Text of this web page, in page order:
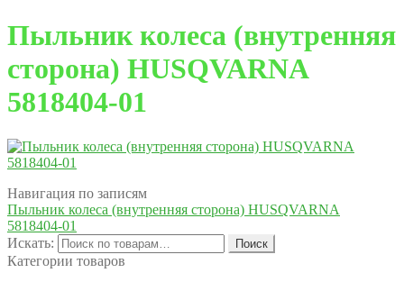
Пыльник колеса (внутренняя
сторона) HUSQVARNA
5818404-01
Навигация по записям
Пыльник колеса (внутренняя сторона) HUSQVARNA
5818404-01
Искать:
Поиск
Категории товаров